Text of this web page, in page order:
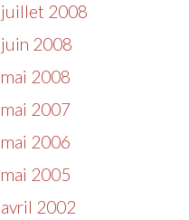
juillet 2008
juin 2008
mai 2008
mai 2007
mai 2006
mai 2005
avril 2002